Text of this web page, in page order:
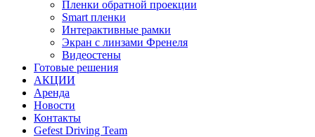
Пленки обратной проекции
Smart пленки
Интерактивные рамки
Экран с линзами Френеля
Видеостены
Готовые решения
АКЦИИ
Аренда
Новости
Контакты
Gefest Driving Team